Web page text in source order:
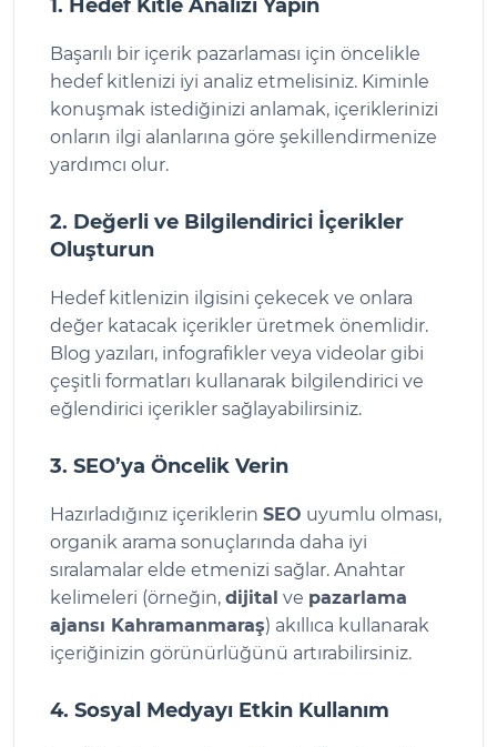
1. Hedef Kitle Analizi Yapın
Başarılı bir içerik pazarlaması için öncelikle
hedef kitlenizi iyi analiz etmelisiniz. Kiminle
konuşmak istediğinizi anlamak, içeriklerinizi
onların ilgi alanlarına göre şekillendirmenize
yardımcı olur.
2. Değerli ve Bilgilendirici İçerikler
Oluşturun
Hedef kitlenizin ilgisini çekecek ve onlara
değer katacak içerikler üretmek önemlidir.
Blog yazıları, infografikler veya videolar gibi
çeşitli formatları kullanarak bilgilendirici ve
eğlendirici içerikler sağlayabilirsiniz.
3. SEO’ya Öncelik Verin
Hazırladığınız içeriklerin SEO uyumlu olması,
organik arama sonuçlarında daha iyi
sıralamalar elde etmenizi sağlar. Anahtar
kelimeleri (örneğin, dijital ve pazarlama
ajansı Kahramanmaraş) akıllıca kullanarak
içeriğinizin görünürlüğünü artırabilirsiniz.
4. Sosyal Medyayı Etkin Kullanım